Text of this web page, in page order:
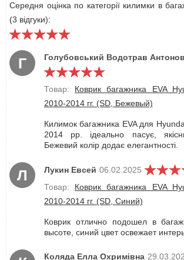
Середня оцінка по категорії килимки в
(3 відгуки):
Г Голубовський Водотрав
Товар: Коврик багажника EVA
2010-2014 гг. (SD, Бежевый)
Килимок багажника EVA для
2014 рр. ідеально пасує,
Бежевий колір додає елегантності.
Л Лукин Евсей 06.02.2025
Товар: Коврик багажника EVA
2010-2014 гг. (SD, Синий)
Коврик отлично подошел в
высоте, синий цвет освежает
Коляда Елла Охримівна